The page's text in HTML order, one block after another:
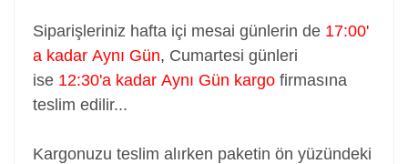
Siparişleriniz hafta içi mesai günlerin de 17:00'
a kadar Aynı Gün, Cumartesi günleri
ise 12:30'a kadar Aynı Gün kargo firmasına
teslim edilir...
Kargonuzu teslim alırken paketin ön yüzündeki